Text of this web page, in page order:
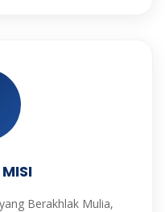
Berakhlak Mulia,